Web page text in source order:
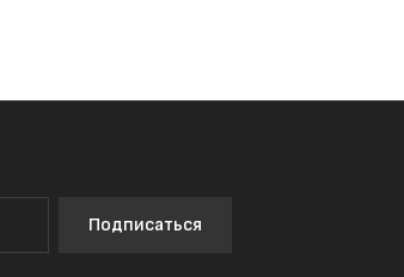
Подписаться